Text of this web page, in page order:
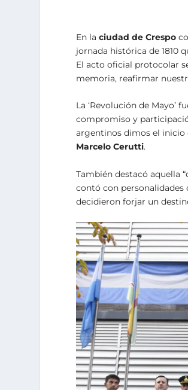
En laciudad de Crespo
jornada histórica de 1810
El acto oficial protocolar
memoria, reafirmar
La ‘Revolución de Mayo’
compromiso y
argentinos dimos el inicio
Marcelo Cerutti.
También destacó aquella
contó con personalidades
decidieron forjar un